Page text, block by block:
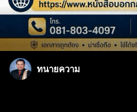
ทนายความ